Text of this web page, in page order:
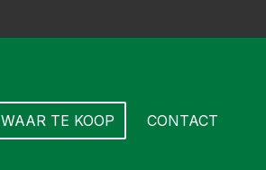
WAAR TE KOOP CONTACT